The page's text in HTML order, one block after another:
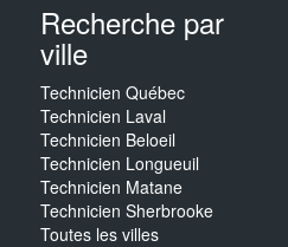
Recherche par
ville
Technicien Québec
Technicien Laval
Technicien Beloeil
Technicien Longueuil
Technicien Matane
Technicien Sherbrooke
Toutes les villes